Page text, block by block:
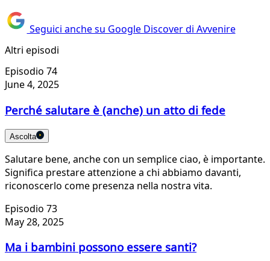
Seguici anche su Google Discover di Avvenire
Altri episodi
Episodio 74
June 4, 2025
Perché salutare è (anche) un atto di fede
Ascolta
Salutare bene, anche con un semplice ciao, è importante.
Significa prestare attenzione a chi abbiamo davanti,
riconoscerlo come presenza nella nostra vita.
Episodio 73
May 28, 2025
Ma i bambini possono essere santi?